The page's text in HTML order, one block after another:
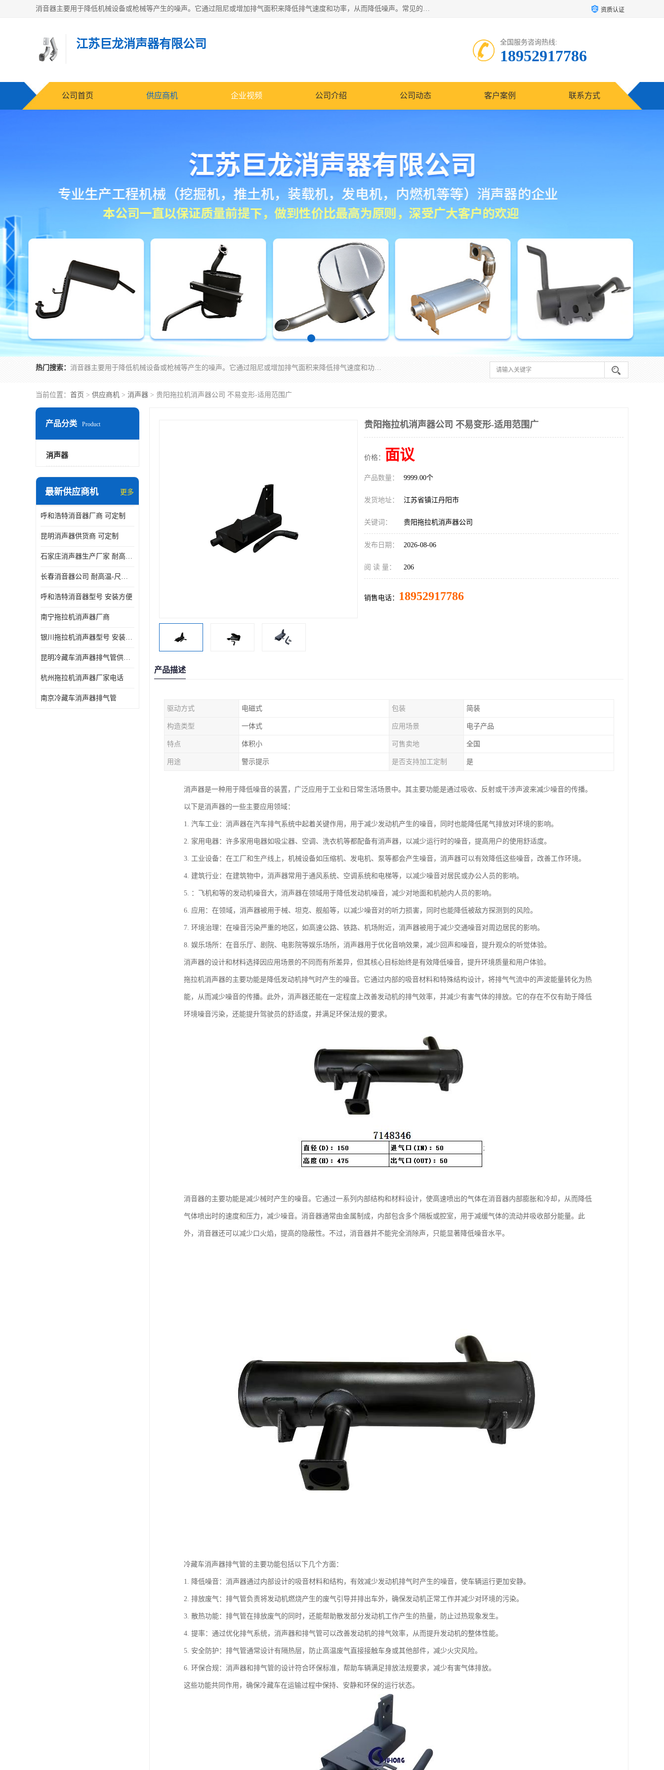
消音器主要用于降低机械设备或枪械等产生的噪声。它通过阻尼或增加排气面积来降低排气速度和功率，从而降低噪声。常见的消音器类型包括阻性消声器、抗性消声器、共振消声器以及阻抗复合式消声器等。这些消音器各有特点，适用于不同频率的噪声消除。 资质认证
江苏巨龙消声器有限公司 全国服务咨询热线:
18952917786
公司首页 供应商机 企业视频 公司介绍 公司动态 客户案例 联系方式
热门搜索： 消音器主要用于降低机械设备或枪械等产生的噪声。它通过阻尼或增加排气面积来降低排气速度和功率，从而降低噪声。常见的消音器类型包括阻性消声器、抗性消声器、共振消声器以及阻抗复合式消声器等。这些消音器各有特点，适用于不同频率的噪声消除。
当前位置： 首页 > 供应商机 > 消声器 > 贵阳拖拉机消声器公司 不易变形-适用范围广
产品分类 Product
消声器
最新供应商机 更多
呼和浩特消音器厂商 可定制
昆明消声器供货商 可定制
石家庄消声器生产厂家 耐高温-尺寸可定制
长春消音器公司 耐高温-尺寸可定制
呼和浩特消音器型号 安装方便
南宁拖拉机消声器厂商
银川拖拉机消声器型号 安装方便
昆明冷藏车消声器排气管供货商 可定制
杭州拖拉机消声器厂家电话
南京冷藏车消声器排气管
贵阳拖拉机消声器公司 不易变形-适用范围广
价格： 面议
产品数量： 9999.00个
发货地址： 江苏省镇江丹阳市
关键词： 贵阳拖拉机消声器公司
发布日期： 2026-08-06
阅 读 量： 206
销售电话： 18952917786
产品描述
驱动方式 电磁式 包装 简装
构造类型 一体式 应用场景 电子产品
特点 体积小 可售卖地 全国
用途 警示提示 是否支持加工定制 是
消声器是一种用于降低噪音的装置，广泛应用于工业和日常生活场景中。其主要功能是通过吸收、反射或干涉声波来减少噪音的传播。
以下是消声器的一些主要应用领域：
1. 汽车工业：消声器在汽车排气系统中起着关键作用，用于减少发动机产生的噪音，同时也能降低尾气排放对环境的影响。
2. 家用电器：许多家用电器如吸尘器、空调、洗衣机等都配备有消声器，以减少运行时的噪音，提高用户的使用舒适度。
3. 工业设备：在工厂和生产线上，机械设备如压缩机、发电机、泵等都会产生噪音，消声器可以有效降低这些噪音，改善工作环境。
4. 建筑行业：在建筑物中，消声器常用于通风系统、空调系统和电梯等，以减少噪音对居民或办公人员的影响。
5. ：飞机和等的发动机噪音大，消声器在领域用于降低发动机噪音，减少对地面和机舱内人员的影响。
6. 应用：在领域，消声器被用于械、坦克、舰船等，以减少噪音对的听力损害，同时也能降低被敌方探测到的风险。
7. 环境治理：在噪音污染严重的地区，如高速公路、铁路、机场附近，消声器被用于减少交通噪音对周边居民的影响。
8. 娱乐场所：在音乐厅、剧院、电影院等娱乐场所，消声器用于优化音响效果，减少回声和噪音，提升观众的听觉体验。
消声器的设计和材料选择因应用场景的不同而有所差异，但其核心目标始终是有效降低噪音，提升环境质量和用户体验。
拖拉机消声器的主要功能是降低发动机排气时产生的噪音。它通过内部的吸音材料和特殊结构设计，将排气气流中的声波能量转化为热
能，从而减少噪音的传播。此外，消声器还能在一定程度上改善发动机的排气效率，并减少有害气体的排放。它的存在不仅有助于降低
环境噪音污染，还能提升驾驶员的舒适度，并满足环保法规的要求。
消音器的主要功能是减少械时产生的噪音。它通过一系列内部结构和材料设计，使高速喷出的气体在消音器内部膨胀和冷却，从而降低
气体喷出时的速度和压力，减少噪音。消音器通常由金属制成，内部包含多个隔板或腔室，用于减缓气体的流动并吸收部分能量。此
外，消音器还可以减少口火焰，提高的隐蔽性。不过，消音器并不能完全消除声，只能显著降低噪音水平。
冷藏车消声器排气管的主要功能包括以下几个方面：
1. 降低噪音：消声器通过内部设计的吸音材料和结构，有效减少发动机排气时产生的噪音，使车辆运行更加安静。
2. 排放废气：排气管负责将发动机燃烧产生的废气引导并排出车外，确保发动机正常工作并减少对环境的污染。
3. 散热功能：排气管在排放废气的同时，还能帮助散发部分发动机工作产生的热量，防止过热现象发生。
4. 提率：通过优化排气系统，消声器和排气管可以改善发动机的排气效率，从而提升发动机的整体性能。
5. 安全防护：排气管通常设计有隔热层，防止高温废气直接接触车身或其他部件，减少火灾风险。
6. 环保合规：消声器和排气管的设计符合环保标准，帮助车辆满足排放法规要求，减少有害气体排放。
这些功能共同作用，确保冷藏车在运输过程中保持、安静和环保的运行状态。